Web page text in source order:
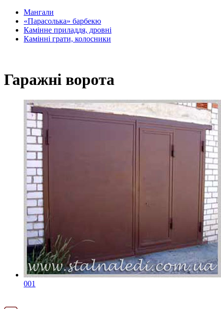
Мангали
«Парасолька» барбекю
Камінне приладдя, дровні
Камінні грати, колосники
Гаражні ворота
001